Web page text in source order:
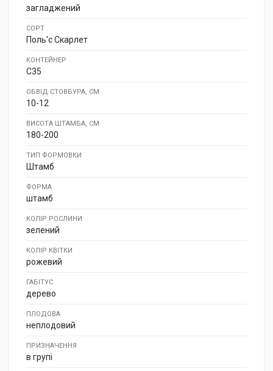
загладжений
СОРТ
Поль'с Скарлет
КОНТЕЙНЕР
C35
ОБВІД СТОВБУРА, СМ
10-12
ВИСОТА ШТАМБА, СМ
180-200
ТИП ФОРМОВКИ
Штамб
ФОРМА
штамб
КОЛІР РОСЛИНИ
зелений
КОЛІР КВІТКИ
рожевий
ГАБІТУС
дерево
ПЛОДОВА
неплодовий
ПРИЗНАЧЕННЯ
в групі